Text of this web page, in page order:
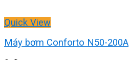
Quick View
Máy bơm Conforto N50-200A